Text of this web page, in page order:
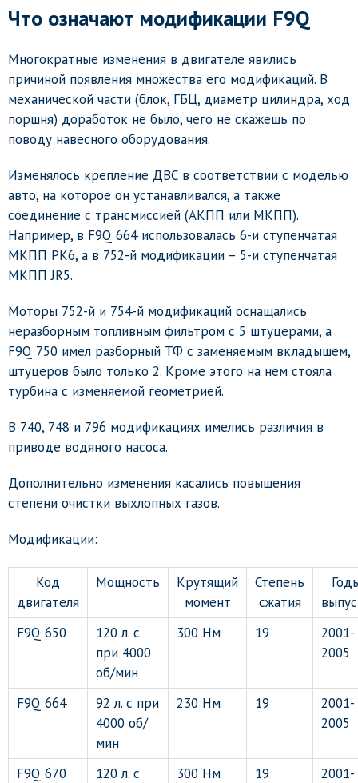
Что означают модификации F9Q
Многократные изменения в двигателе явились
причиной появления множества его модификаций. В
механической части (блок, ГБЦ, диаметр цилиндра, ход
поршня) доработок не было, чего не скажешь по
поводу навесного оборудования.
Изменялось крепление ДВС в соответствии с моделью
авто, на которое он устанавливался, а также
соединение с трансмиссией (АКПП или МКПП).
Например, в F9Q 664 использовалась 6-и ступенчатая
МКПП РК6, а в 752-й модификации – 5-и ступенчатая
МКПП JR5.
Моторы 752-й и 754-й модификаций оснащались
неразборным топливным фильтром с 5 штуцерами, а
F9Q 750 имел разборный ТФ с заменяемым вкладышем,
штуцеров было только 2. Кроме этого на нем стояла
турбина с изменяемой геометрией.
В 740, 748 и 796 модификациях имелись различия в
приводе водяного насоса.
Дополнительно изменения касались повышения
степени очистки выхлопных газов.
Модификации:
Код
двигателя
Мощность
Крутящий
момент
Степень
сжатия
F9Q 650
120 л. с
при 4000
об/мин
300 Нм 19
2001-
2005
F9Q 664
92 л. с при
4000 об/
мин
230 Нм 19
2001-
2005
F9Q 670
120 л. с
300 Нм 19
2001-